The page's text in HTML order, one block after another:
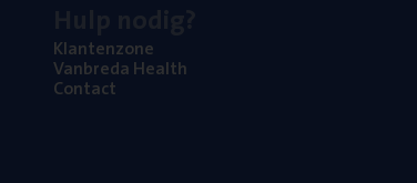
Klan­ten­zo­ne
Van­b­re­da Health
Con­tact